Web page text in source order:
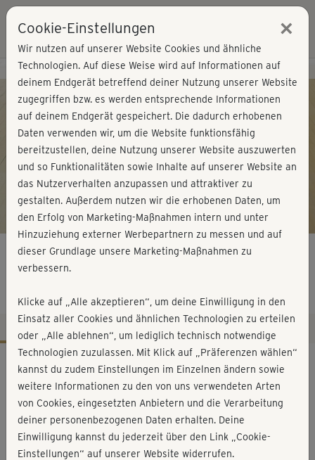
Play
Video
Kursvorschau - Jetzt mitmachen!
Yoga - Dehnen & Entspannen
Workout-Facts
leicht
19 Min
63 kcal
Ina Münsberg
Cookie-Einstellungen ×
Wir nutzen auf unserer Website Cookies und ähnliche
Technologien. Auf diese Weise wird auf Informationen auf
deinem Endgerät betreffend deiner Nutzung unserer Website
zugegriffen bzw. es werden entsprechende Informationen
auf deinem Endgerät gespeichert. Die dadurch erhobenen
Daten verwenden wir, um die Website funktionsfähig
bereitzustellen, deine Nutzung unserer Website auszuwerten
und so Funktionalitäten sowie Inhalte auf unserer Website an
das Nutzerverhalten anzupassen und attraktiver zu
gestalten. Außerdem nutzen wir die erhobenen Daten, um
den Erfolg von Marketing-Maßnahmen intern und unter
Hinzuziehung externer Werbepartnern zu messen und auf
dieser Grundlage unsere Marketing-Maßnahmen zu
verbessern.
Klicke auf „Alle akzeptieren“, um deine Einwilligung in den
Einsatz aller Cookies und ähnlichen Technologien zu erteilen
oder „Alle ablehnen“, um lediglich technisch notwendige
Technologien zuzulassen. Mit Klick auf „Präferenzen wählen“
kannst du zudem Einstellungen im Einzelnen ändern sowie
weitere Informationen zu den von uns verwendeten Arten
von Cookies, eingesetzten Anbietern und die Verarbeitung
deiner personenbezogenen Daten erhalten. Deine
Einwilligung kannst du jederzeit über den Link „Cookie-
Einstellungen“ auf unserer Website widerrufen.